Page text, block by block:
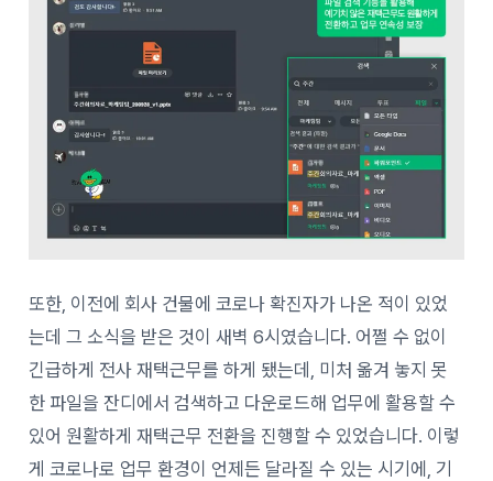
또한, 이전에 회사 건물에 코로나 확진자가 나온 적이 있었
는데 그 소식을 받은 것이 새벽 6시였습니다. 어쩔 수 없이
긴급하게 전사 재택근무를 하게 됐는데, 미처 옮겨 놓지 못
한 파일을 잔디에서 검색하고 다운로드해 업무에 활용할 수
있어 원활하게 재택근무 전환을 진행할 수 있었습니다. 이렇
게 코로나로 업무 환경이 언제든 달라질 수 있는 시기에, 기